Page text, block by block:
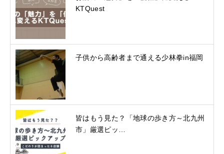
KTQuest
子供から高齢者まで通える少林拳in福岡
皆はもう見た？「地球の歩き方～北九州
市」厳選ピッ…